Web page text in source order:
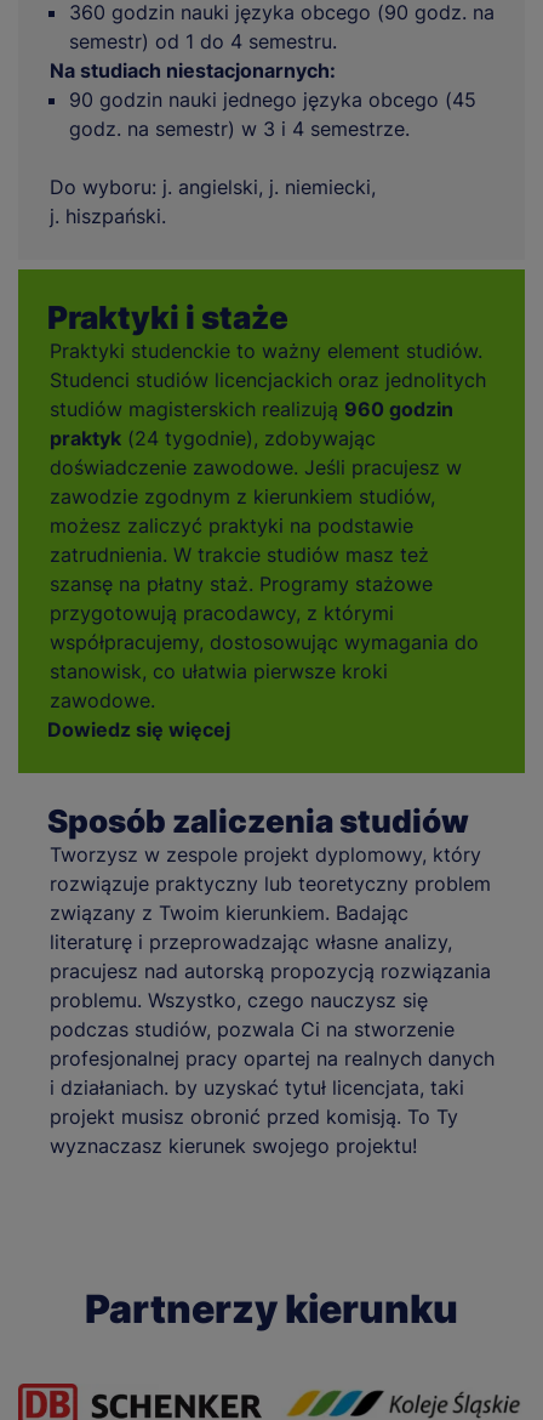
360 godzin nauki języka obcego (90 godz. na
semestr) od 1 do 4 semestru.
Na studiach niestacjonarnych:
90 godzin nauki jednego języka obcego (45
godz. na semestr) w 3 i 4 semestrze.
Do wyboru: j. angielski, j. niemiecki,
j. hiszpański.
Praktyki i staże
Praktyki studenckie to ważny element studiów.
Studenci studiów licencjackich oraz jednolitych
studiów magisterskich realizują 960 godzin
praktyk (24 tygodnie), zdobywając
doświadczenie zawodowe. Jeśli pracujesz w
zawodzie zgodnym z kierunkiem studiów,
możesz zaliczyć praktyki na podstawie
zatrudnienia. W trakcie studiów masz też
szansę na płatny staż. Programy stażowe
przygotowują pracodawcy, z którymi
współpracujemy, dostosowując wymagania do
stanowisk, co ułatwia pierwsze kroki
zawodowe.
Dowiedz się więcej
Sposób zaliczenia studiów
Tworzysz w zespole projekt dyplomowy, który
rozwiązuje praktyczny lub teoretyczny problem
związany z Twoim kierunkiem. Badając
literaturę i przeprowadzając własne analizy,
pracujesz nad autorską propozycją rozwiązania
problemu. Wszystko, czego nauczysz się
podczas studiów, pozwala Ci na stworzenie
profesjonalnej pracy opartej na realnych danych
i działaniach. by uzyskać tytuł licencjata, taki
projekt musisz obronić przed komisją. To Ty
wyznaczasz kierunek swojego projektu!
Partnerzy kierunku